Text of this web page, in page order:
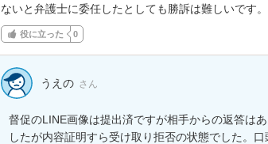
ないと弁護士に委任したとしても勝訴は難しいです。
役に立った 0
うえの さん
督促のLINE画像は提出済ですが相手からの返答は
したが内容証明すら受け取り拒否の状態でした。